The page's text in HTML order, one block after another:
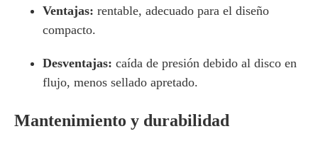
Ventajas: rentable, adecuado para el diseño
compacto.
Desventajas: caída de presión debido al disco en
flujo, menos sellado apretado.
Mantenimiento y durabilidad